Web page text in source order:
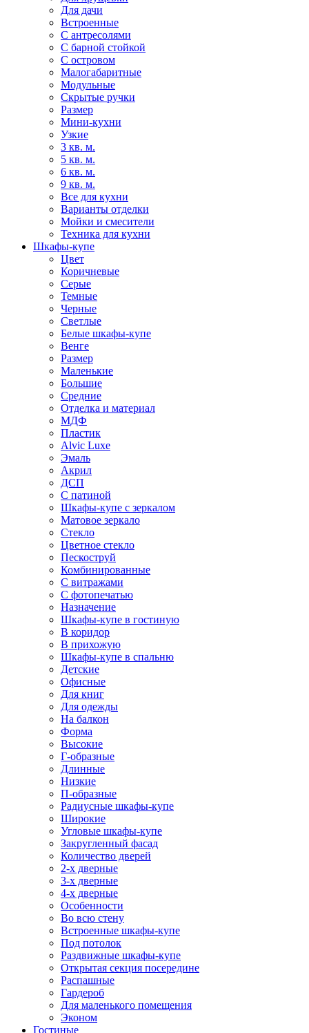
Для дачи
Встроенные
С антресолями
С барной стойкой
С островом
Малогабаритные
Модульные
Скрытые ручки
Размер
Мини-кухни
Узкие
3 кв. м.
5 кв. м.
6 кв. м.
9 кв. м.
Все для кухни
Варианты отделки
Мойки и смесители
Техника для кухни
Шкафы-купе
Цвет
Коричневые
Серые
Темные
Черные
Светлые
Белые шкафы-купе
Венге
Размер
Маленькие
Большие
Средние
Отделка и материал
МДФ
Пластик
Alvic Luxe
Эмаль
Акрил
ДСП
С патиной
Шкафы-купе с зеркалом
Матовое зеркало
Стекло
Цветное стекло
Пескоструй
Комбинированные
С витражами
С фотопечатью
Назначение
Шкафы-купе в гостиную
В коридор
В прихожую
Шкафы-купе в спальню
Детские
Офисные
Для книг
Для одежды
На балкон
Форма
Высокие
Г-образные
Длинные
Низкие
П-образные
Радиусные шкафы-купе
Широкие
Угловые шкафы-купе
Закругленный фасад
Количество дверей
2-х дверные
3-х дверные
4-х дверные
Особенности
Во всю стену
Встроенные шкафы-купе
Под потолок
Раздвижные шкафы-купе
Открытая секция посередине
Распашные
Гардероб
Для маленького помещения
Эконом
Гостиные